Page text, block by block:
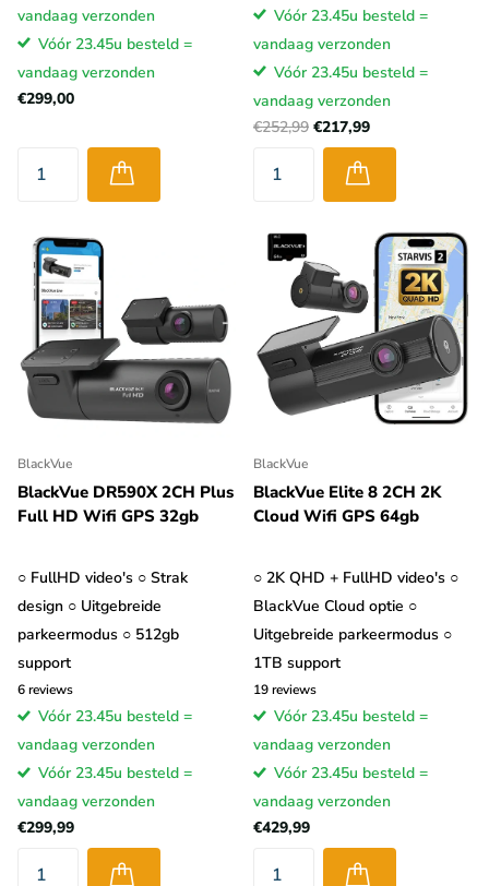
vandaag verzonden
Vóór 23.45u besteld =
vandaag verzonden
€299,00
Vóór 23.45u besteld =
vandaag verzonden
Vóór 23.45u besteld =
vandaag verzonden
€252,99 €217,99
BlackVue
BlackVue DR590X 2CH Plus
Full HD Wifi GPS 32gb
○ FullHD video's ○ Strak
design ○ Uitgebreide
parkeermodus ○ 512gb
support
6reviews
Vóór 23.45u besteld =
vandaag verzonden
Vóór 23.45u besteld =
vandaag verzonden
€299,99
BlackVue
BlackVue Elite 8 2CH 2K
Cloud Wifi GPS 64gb
○ 2K QHD + FullHD video's ○
BlackVue Cloud optie ○
Uitgebreide parkeermodus ○
1TB support
19reviews
Vóór 23.45u besteld =
vandaag verzonden
Vóór 23.45u besteld =
vandaag verzonden
€429,99